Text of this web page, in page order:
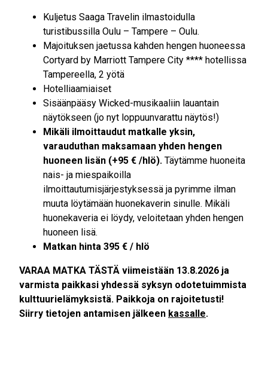
Kuljetus Saaga Travelin ilmastoidulla
turistibussilla Oulu – Tampere – Oulu.
Majoituksen jaetussa kahden hengen huoneessa
Cortyard by Marriott Tampere City **** hotellissa
Tampereella, 2 yötä
Hotelliaamiaiset
Sisäänpääsy Wicked-musikaaliin lauantain
näytökseen (jo nyt loppuunvarattu näytös!)
Mikäli ilmoittaudut matkalle yksin,
varauduthan maksamaan yhden hengen
huoneen lisän (+95 € /hlö). Täytämme huoneita
nais- ja miespaikoilla
ilmoittautumisjärjestyksessä ja pyrimme ilman
muuta löytämään huonekaverin sinulle. Mikäli
huonekaveria ei löydy, veloitetaan yhden hengen
huoneen lisä.
Matkan hinta 395 € / hlö
VARAA MATKA TÄSTÄ viimeistään 13.8.2026 ja
varmista paikkasi yhdessä syksyn odotetuimmista
kulttuurielämyksistä. Paikkoja on rajoitetusti!
Siirry tietojen antamisen jälkeen kassalle.